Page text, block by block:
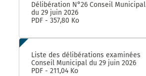
Délibération N°26 Conseil Municipal
du 29 juin 2026
PDF - 357,80 Ko
Liste des délibérations examinées
Conseil Municipal du 29 juin 2026
PDF - 211,04 Ko